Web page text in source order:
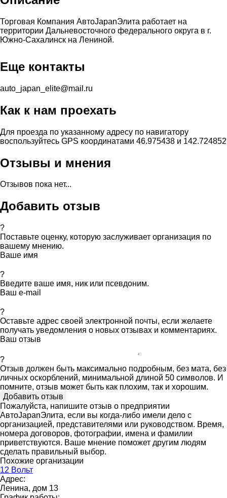
Торговая Компания АвтоJapanЭлита работает на
территории Дальневосточного федерального округа в г.
Южно-Сахалинск на Лениной.
Еще контакты
auto_japan_elite@mail.ru
Как к нам проехать
Для проезда по указанному адресу по навигатору
воспользуйтесь GPS координатами 46.975438 и 142.724852
Отзывы и мнения
Отзывов пока нет...
Добавить отзыв
?
Поставьте оценку, которую заслуживает организация по
вашему мнению.
Ваше имя
?
Введите ваше имя, ник или псевдоним.
Ваш e-mail
?
Оставьте адрес своей электронной почты, если желаете
получать уведомления о новых отзывах и комментариях.
Ваш отзыв
?
Отзыв должен быть максимально подробным, без мата, без
личных оскорблений, минимальной длиной 50 символов. И
помните, отзыв может быть как плохим, так и хорошим.
Пожалуйста, напишите отзыв о предприятии
АвтоJapanЭлита, если вы когда-либо имели дело с
организацией, представителями или руководством. Время,
номера договоров, фотографии, имена и фамилии
приветствуются. Ваше мнение поможет другим людям
сделать правильный выбор.
Похожие организации
12 Вольт
Адрес:
Ленина, дом 13